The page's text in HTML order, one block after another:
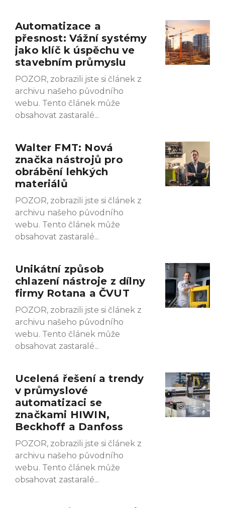
Automatizace a
přesnost: Vážní systémy
jako klíč k úspěchu ve
stavebním průmyslu
POZOR, zobrazili jste si článek z
archivu našeho původního
webu. Tento článek může
obsahovat zastaralé
Walter FMT: Nová
značka nástrojů pro
obrábění lehkých
materiálů
POZOR, zobrazili jste si článek z
archivu našeho původního
webu. Tento článek může
obsahovat zastaralé
Unikátní způsob
chlazení nástroje z dílny
firmy Rotana a ČVUT
POZOR, zobrazili jste si článek z
archivu našeho původního
webu. Tento článek může
obsahovat zastaralé
Ucelená řešení a trendy
v průmyslové
automatizaci se
značkami HIWIN,
Beckhoff a Danfoss
POZOR, zobrazili jste si článek z
archivu našeho původního
webu. Tento článek může
obsahovat zastaralé